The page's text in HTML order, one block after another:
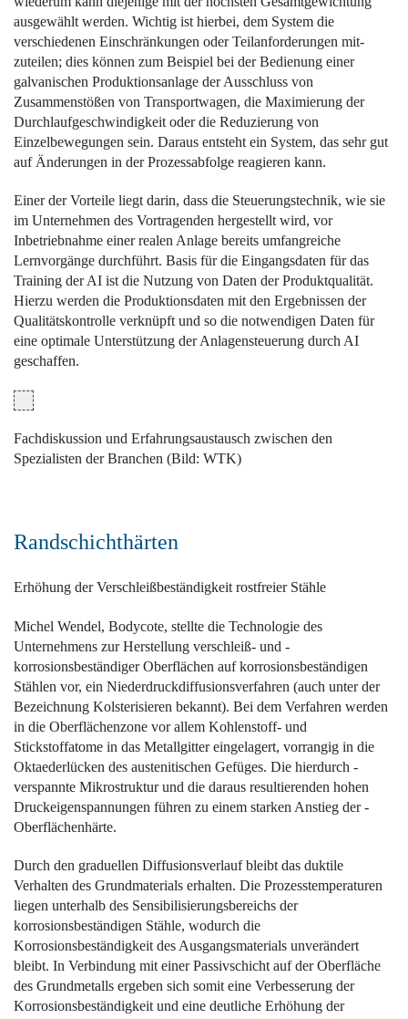
ausgewählt werden. Wichtig ist hierbei, dem System die
verschiedenen Einschränkungen oder Teilanforderungen mit­
zuteilen; dies können zum Beispiel bei der Bedienung einer
galvanischen Produktionsanlage der Ausschluss von
Zusammenstößen von Transportwagen, die Maximierung der
Durchlaufgeschwindigkeit oder die Reduzierung von
Einzelbewegungen sein. Daraus entsteht ein System, das sehr gut
auf Änderungen in der Prozessabfolge reagieren kann.
Einer der Vorteile liegt darin, dass die Steue­rungstechnik, wie sie
im Unternehmen des Vortragenden hergestellt wird, vor
Inbetriebnahme einer realen Anlage bereits umfangreiche
Lernvorgänge durchführt. Basis für die Eingangsdaten für das
Training der AI ist die Nutzung von Daten der Produktqualität.
Hierzu werden die Produktionsdaten mit den Ergebnissen der
Qualitätskontrolle verknüpft und so die notwendigen Daten für
eine optimale Unterstützung der Anlagensteuerung durch AI
geschaffen.
Fachdiskussion und Erfahrungsaustausch zwischen den
Spezialisten der Branchen (Bild: WTK)
Randschichthärten
Erhöhung der ­Verschleißbeständigkeit rostfreier Stähle
Michel Wendel, Bodycote, stellte die Technologie des
Unternehmens zur Herstellung verschleiß- und ­
korrosionsbeständiger Oberflächen auf korrosionsbeständigen
Stählen vor, ein Niederdruckdiffusionsverfahren (auch unter der
Bezeichnung Kolsterisieren bekannt). Bei dem Verfahren werden
in die Oberflächenzone vor allem Kohlenstoff- und
Stickstoffatome in das Metallgitter eingelagert, vorrangig in die
Oktaederlücken des auste­nitischen Gefüges. Die hierdurch ­
verspannte Mikrostruktur und die daraus resultierenden hohen
Druckeigenspannungen führen zu einem starken Anstieg der ­
Oberflächenhärte.
Durch den graduellen Diffusionsverlauf bleibt das duktile
Verhalten des Grundmaterials erhalten. Die Prozesstemperaturen
liegen unterhalb des Sensibilisierungsbereichs der
korrosionsbeständigen Stähle, wodurch die
Korrosionsbeständigkeit des Ausgangsmaterials unverändert
bleibt. In Verbindung mit einer Passivschicht auf der Oberfläche
des Grundmetalls ergeben sich somit eine Verbesserung der
Korrosionsbeständigkeit und eine deutliche Erhöhung der